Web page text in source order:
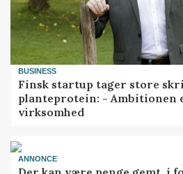
BUSINESS
Finsk startup tager store
planteprotein: - Ambitionen
virksomhed
ANNONCE